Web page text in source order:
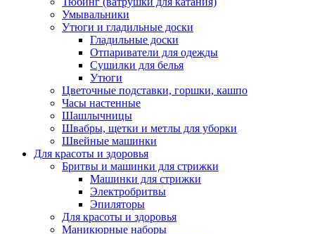
Умывальники
Утюги и гладильные доски
Гладильные доски
Отпариватели для одежды
Сушилки для белья
Утюги
Цветочные подставки, горшки, кашпо
Часы настенные
Шашлычницы
Швабры, щетки и метлы для уборки
Швейные машинки
Для красоты и здоровья
Бритвы и машинки для стрижки
Машинки для стрижки
Электробритвы
Эпиляторы
Для красоты и здоровья
Маникюрные наборы